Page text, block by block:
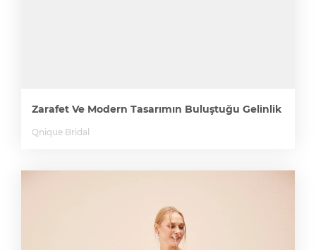
Zarafet Ve Modern Tasarımın Buluştuğu Gelinlik
Qnique Bridal